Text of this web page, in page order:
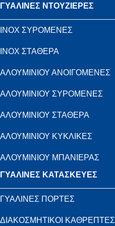
ΓΥΑΛΙΝΕΣ ΝΤΟΥΖΙΕΡΕΣ
INOX ΣΥΡΟΜΕΝΕΣ
INOX ΣΤΑΘΕΡΑ
ΑΛΟΥΜΙΝΙΟΥ ΑΝΟΙΓΟΜΕΝΕΣ
ΑΛΟΥΜΙΝΙΟΥ ΣΥΡΟΜΕΝΕΣ
ΑΛΟΥΜΙΝΙΟΥ ΣΤΑΘΕΡΑ
ΑΛΟΥΜΙΝΙΟΥ ΚΥΚΛΙΚΕΣ
ΑΛΟΥΜΙΝΙΟΥ ΜΠΑΝΙΕΡΑΣ
ΓΥΑΛΙΝΕΣ ΚΑΤΑΣΚΕΥΕΣ
ΓΥΑΛΙΝΕΣ ΠΟΡΤΕΣ
ΔΙΑΚΟΣΜΗΤΙΚΟΙ ΚΑΘΡΕΠΤΕΣ